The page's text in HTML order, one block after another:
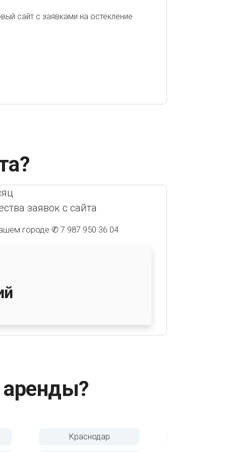
заявок с сайта
городе ✆ 7 987 950 36 04
аренды?
Барнаул